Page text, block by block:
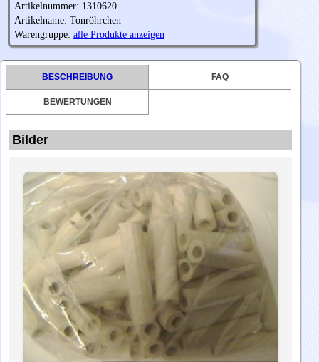
Artikelnummer: 1310620
Artikelname: Tonröhrchen
Warengruppe: alle Produkte anzeigen
BESCHREIBUNG FAQ
BEWERTUNGEN
Bilder